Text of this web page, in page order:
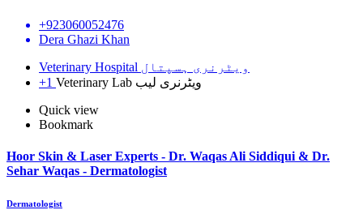
+923060052476
Dera Ghazi Khan
Veterinary Hospital ویٹرنری ہسپتال
+1
Veterinary Lab ویٹرنری لیب
Quick view
Bookmark
Hoor Skin & Laser Experts - Dr. Waqas Ali Siddiqui & Dr.
Sehar Waqas - Dermatologist
Dermatologist